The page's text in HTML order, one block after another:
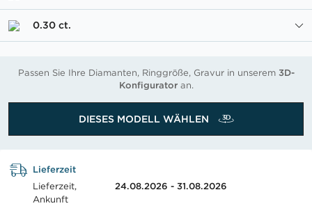
0.30 ct.
Passen Sie Ihre Diamanten, Ringgröße, Gravur in unserem 3D-
Konfiguratoran.
DIESES MODELL WÄHLEN
Lieferzeit
Lieferzeit,
Ankunft
24.08.2026 - 31.08.2026